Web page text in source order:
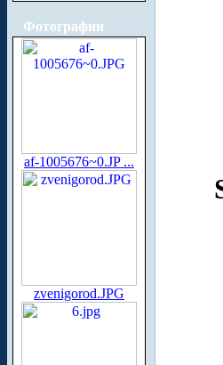
Фотографии
af-1005676~0.JP ...
zvenigorod.JPG